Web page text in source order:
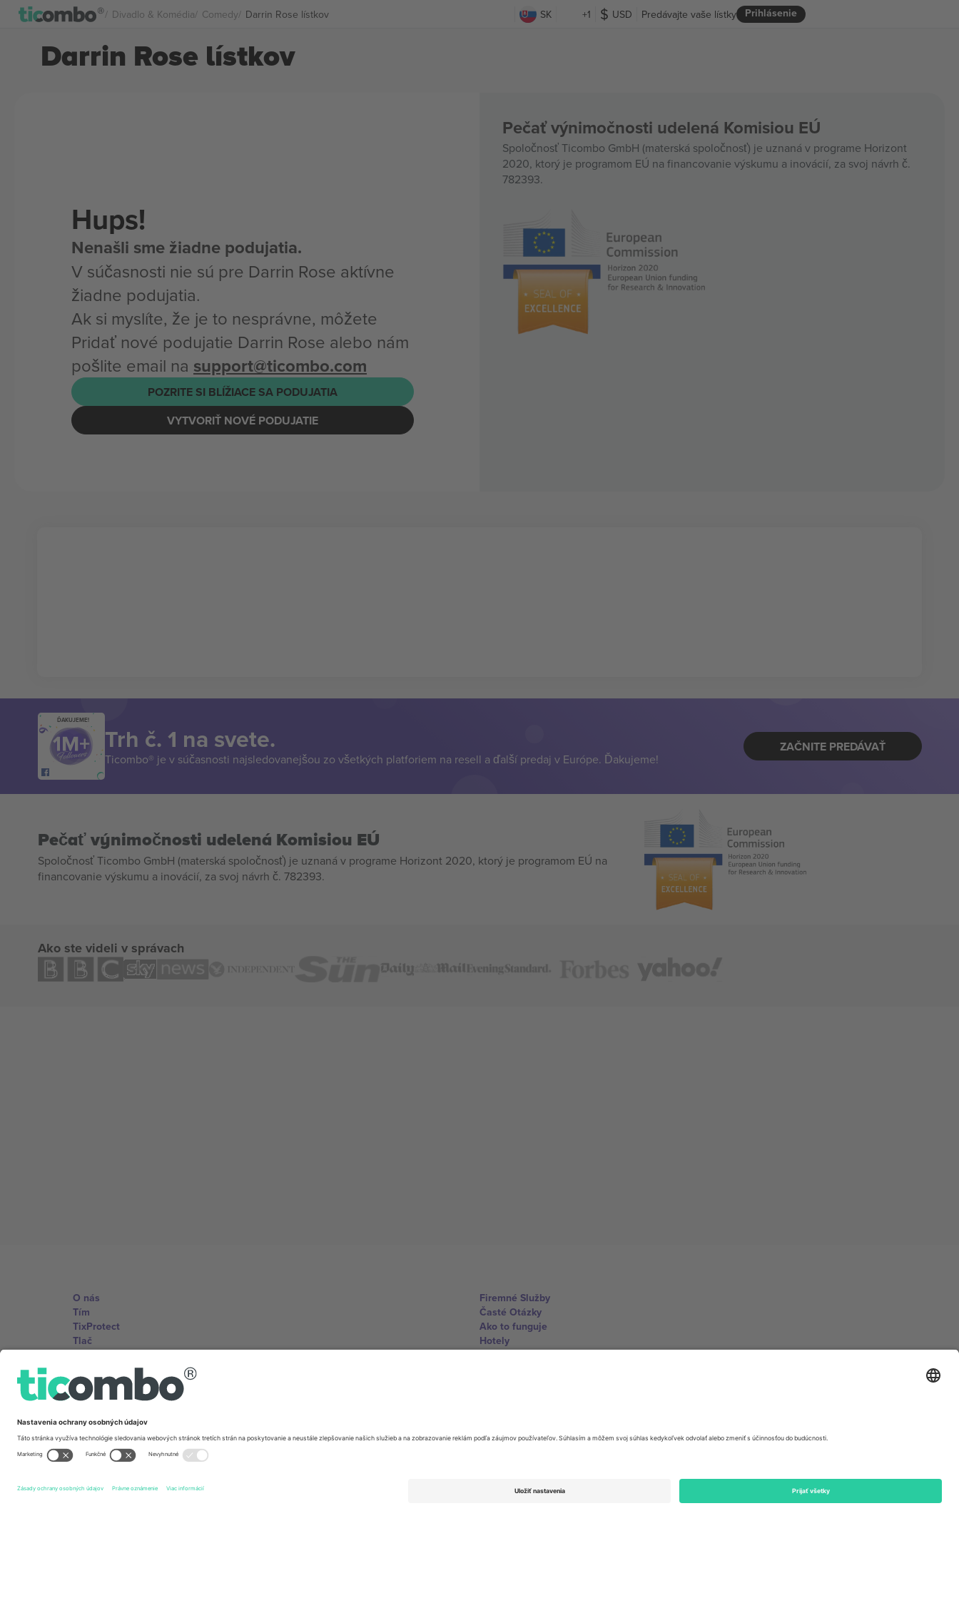
Divadlo & Komédia Comedy Darrin Rose lístkov SK +1 USD Prihlásenie
Predávajte vaše lístky
Darrin Rose lístkov
Hups!
Nenašli sme žiadne podujatia.
V súčasnosti nie sú pre Darrin Rose aktívne
žiadne podujatia.
Ak si myslíte, že je to nesprávne, môžete
Pridať nové podujatie Darrin Rose alebo nám
pošlite email na support@ticombo.com
POZRITE SI BLÍŽIACE SA PODUJATIA
VYTVORIŤ NOVÉ PODUJATIE
Pečať výnimočnosti udelená Komisiou EÚ
Spoločnosť Ticombo GmbH (materská spoločnosť) je uznaná v programe Horizont
2020, ktorý je programom EÚ na financovanie výskumu a inovácií, za svoj návrh č.
782393.
ĎAKUJEME!
Trh č. 1 na svete.
Ticombo® je v súčasnosti najsledovanejšou zo všetkých platforiem na resell a ďalší predaj v Európe. Ďakujeme!
ZAČNITE PREDÁVAŤ
Pečať výnimočnosti udelená Komisiou EÚ
Spoločnosť Ticombo GmbH (materská spoločnosť) je uznaná v programe Horizont 2020, ktorý je programom EÚ na
financovanie výskumu a inovácií, za svoj návrh č. 782393.
Ako ste videli v správach
O nás
Tím
TixProtect
Tlač
Zmluvné podmienky
Partnerský program
Firemné Služby
Časté Otázky
Ako to funguje
Hotely
Centrum Majstrovstiev sveta